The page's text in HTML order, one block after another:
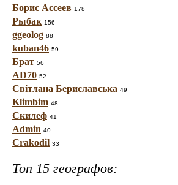
Борис Ассеев 178
Рыбак 156
ggeolog 88
kuban46 59
Брат 56
AD70 52
Світлана Бериславська 49
Klimbim 48
Скилеф 41
Admin 40
Crakodil 33
Топ 15 географов: